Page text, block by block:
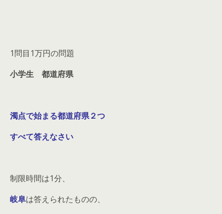
1問目1万円の問題
小学生 都道府県
濁点で始まる都道府県２つ
すべて答えなさい
制限時間は1分、
岐阜は答えられたものの、